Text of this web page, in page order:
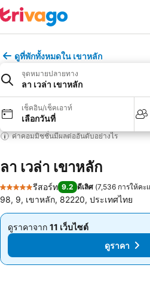
ดูที่พักทั้งหมดใน เขาหลัก
จุดหมายปลายทาง
ลา เวล่า เขาหลัก
เช็คอิน/เช็คเอาท์
เลือกวันที่
ค่าคอมมิชชั่นมีผลต่ออันดับอย่างไร
ลา เวล่า เขาหลัก
5 ดาว
รีสอร์ท 9.2 ดีเลิศ (7,536 การให้คะ
98, 9, เขาหลัก, 82220, ประเทศไทย
ดูราคาจาก 11 เว็บไซต์
จาก
ดูราคา
ดูราคาจาก 11 เว็บไซต์
จาก
฿2,084 ดูราคา